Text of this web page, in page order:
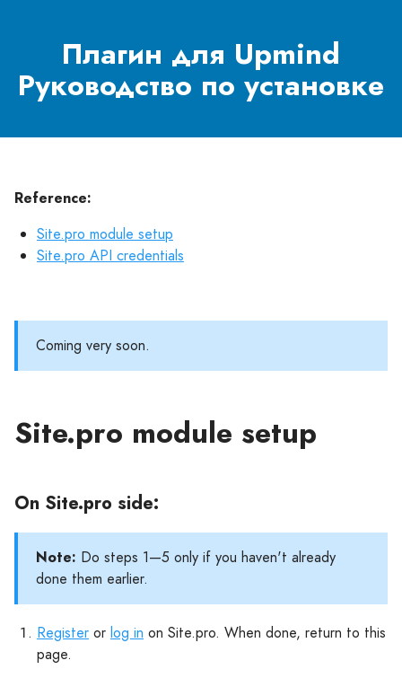
Плагин для Upmind
Руководство по установке
Reference:
Site.pro module setup
Site.pro API credentials
Coming very soon.
Site.pro module setup
On Site.pro side:
Note: Do steps 1—5 only if you haven't already
done them earlier.
Register or log in on Site.pro. When done, return to this
page.